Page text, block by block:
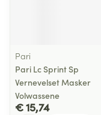
Pari
Pari Lc Sprint Sp
Vernevelset Masker
Volwassene
€ 15,74